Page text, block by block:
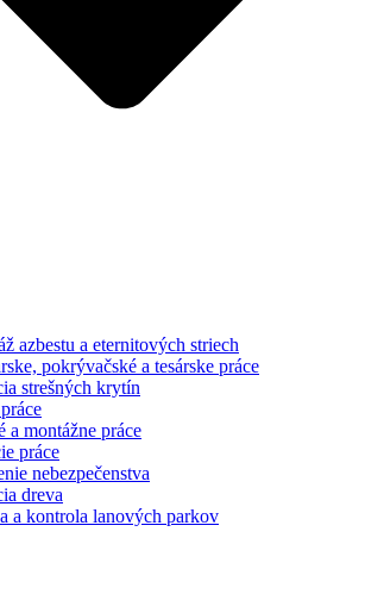
azbestu a eternitových striech
pokrývačské a tesárske práce
strešných krytín
a montážne práce
práce
nebezpečenstva
dreva
a kontrola lanových parkov